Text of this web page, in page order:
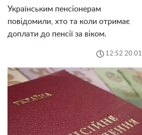
Українським пенсіонерам
повідомили, хто та коли отримає
доплати до пенсії за віком.
12:52 20.01